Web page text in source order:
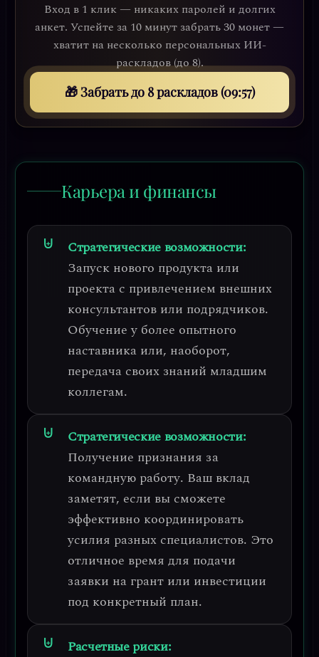
Вход в 1 клик — никаких паролей и долгих
анкет. Успейте за 10 минут забрать 30 монет —
хватит на несколько персональных ИИ-
раскладов (до 8).
🎁 Забрать до 8 раскладов (09:53)
Карьера и финансы
Стратегические возможности:
Запуск нового продукта или
проекта с привлечением внешних
консультантов или подрядчиков.
Обучение у более опытного
наставника или, наоборот,
передача своих знаний младшим
коллегам.
Стратегические возможности:
Получение признания за
командную работу. Ваш вклад
заметят, если вы сможете
эффективно координировать
усилия разных специалистов. Это
отличное время для подачи
заявки на грант или инвестиции
под конкретный план.
Расчетные риски: